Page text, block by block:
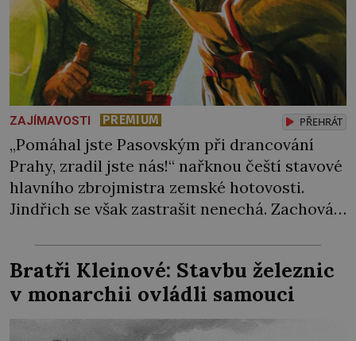
ZAJÍMAVOSTI PREMIUM PŘEHRÁT
„Pomáhal jste Pasovským při drancování
Prahy, zradil jste nás!“ nařknou čeští stavové
hlavního zbrojmistra zemské hotovosti.
Jindřich se však zastrašit nenechá. Zachová
cejchu zrádce se už nezbaví… Tři roky
stačily! Škola pro něj není. Jindřich Michal
Hýzrle z Chodů (1575–1665) se v ní nudí. 10letý
chlapec chce procestovat […]
Bratři Kleinové: Stavbu železnic
v monarchii ovládli samouci